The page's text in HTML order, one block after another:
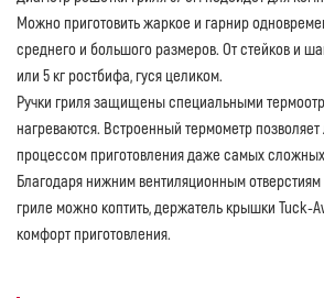
Можно приготовить жаркое и гарнир
среднего и большого размеров. От стейков и
или 5 кг ростбифа, гуся целиком.
Ручки гриля защищены специальными
нагреваются. Встроенный термометр позволяет
процессом приготовления даже самых
Благодаря нижним вентиляционным
гриле можно коптить, держатель крышки Tuck-
комфорт приготовления.